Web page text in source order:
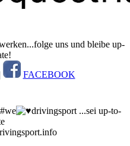
uns und bleibe up-
FACEBOOK
drivingsport ...sei up-to-